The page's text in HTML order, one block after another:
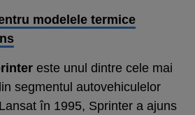
modelele termice
este unul dintre cele mai
segmentul autovehiculelor
în 1995, Sprinter a ajuns